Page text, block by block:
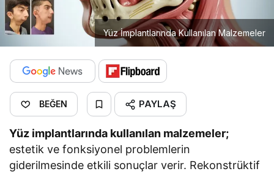
Yüz İmplantlarında Kullanılan Malzemeler
BEĞEN PAYLAŞ
Yüz implantlarında kullanılan malzemeler;
estetik ve fonksiyonel problemlerin
giderilmesinde etkili sonuçlar verir. Rekonstrüktif